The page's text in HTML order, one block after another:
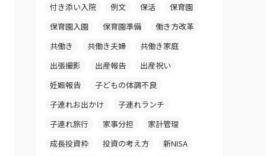
付き添い入院
例文 保活
保育園
保育園入園
保育園準備
働き方改革
共働き
共働き夫婦
共働き家庭
出張撮影
出産報告
出産祝い
妊娠報告
子どもの体調不良
子連れお出かけ
子連れランチ
子連れ旅行
家事分担
家計管理
成長投資枠
投資の考え方
新NISA